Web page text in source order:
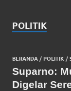
POLITIK
BERANDA / POLITIK /
Suparno:
Digelar